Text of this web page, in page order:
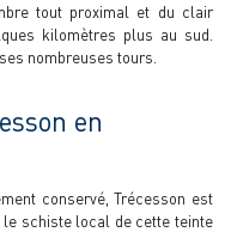
tout proximal et du clair
kilomètres plus au sud.
nombreuses tours.
en
conservé, Trécesson est
schiste local de cette teinte